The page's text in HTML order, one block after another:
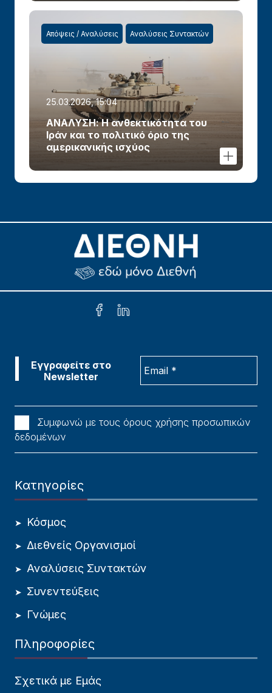
Απόψεις / Αναλύσεις Αναλύσεις Συντακτών
25.03.2026, 15:04
ΑΝΑΛΥΣΗ: Η ανθεκτικότητα του
Ιράν και το πολιτικό όριο της
αμερικανικής ισχύος
Συμφωνώ με τους όρους χρήσης προσωπικών
δεδομένων
Κατηγορίες
Κόσμος
Διεθνείς Οργανισμοί
Αναλύσεις Συντακτών
Συνεντεύξεις
Γνώμες
Πληροφορίες
Σχετικά με Εμάς